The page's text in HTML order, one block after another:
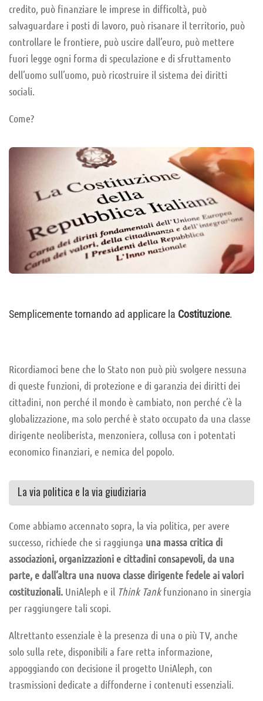
credito, può finanziare le imprese in difficoltà, può
salvaguardare i posti di lavoro, può risanare il territorio, può
controllare le frontiere, può uscire dall’euro, può mettere
fuori legge ogni forma di speculazione e di sfruttamento
dell’uomo sull’uomo, può ricostruire il sistema dei diritti
sociali.
Come?
Semplicemente tornando ad applicare la Costituzione.
Ricordiamoci bene che lo Stato non può più svolgere nessuna
di queste funzioni, di protezione e di garanzia dei diritti dei
cittadini, non perché il mondo è cambiato, non perché c’è la
globalizzazione, ma solo perché è stato occupato da una classe
dirigente neoliberista, menzoniera, collusa con i potentati
economico finanziari, e nemica del popolo.
La via politica e la via giudiziaria
Come abbiamo accennato sopra, la via politica, per avere
successo, richiede che si raggiunga una massa critica di
associazioni, organizzazioni e cittadini consapevoli, da una
parte, e dall’altra una nuova classe dirigente fedele ai valori
costituzionali. UniAleph e il Think Tankfunzionano in sinergia
per raggiungere tali scopi.
Altrettanto essenziale è la presenza di una o più TV, anche
solo sulla rete, disponibili a fare retta informazione,
appoggiando con decisione il progetto UniAleph, con
trasmissioni dedicate a diffonderne i contenuti essenziali.